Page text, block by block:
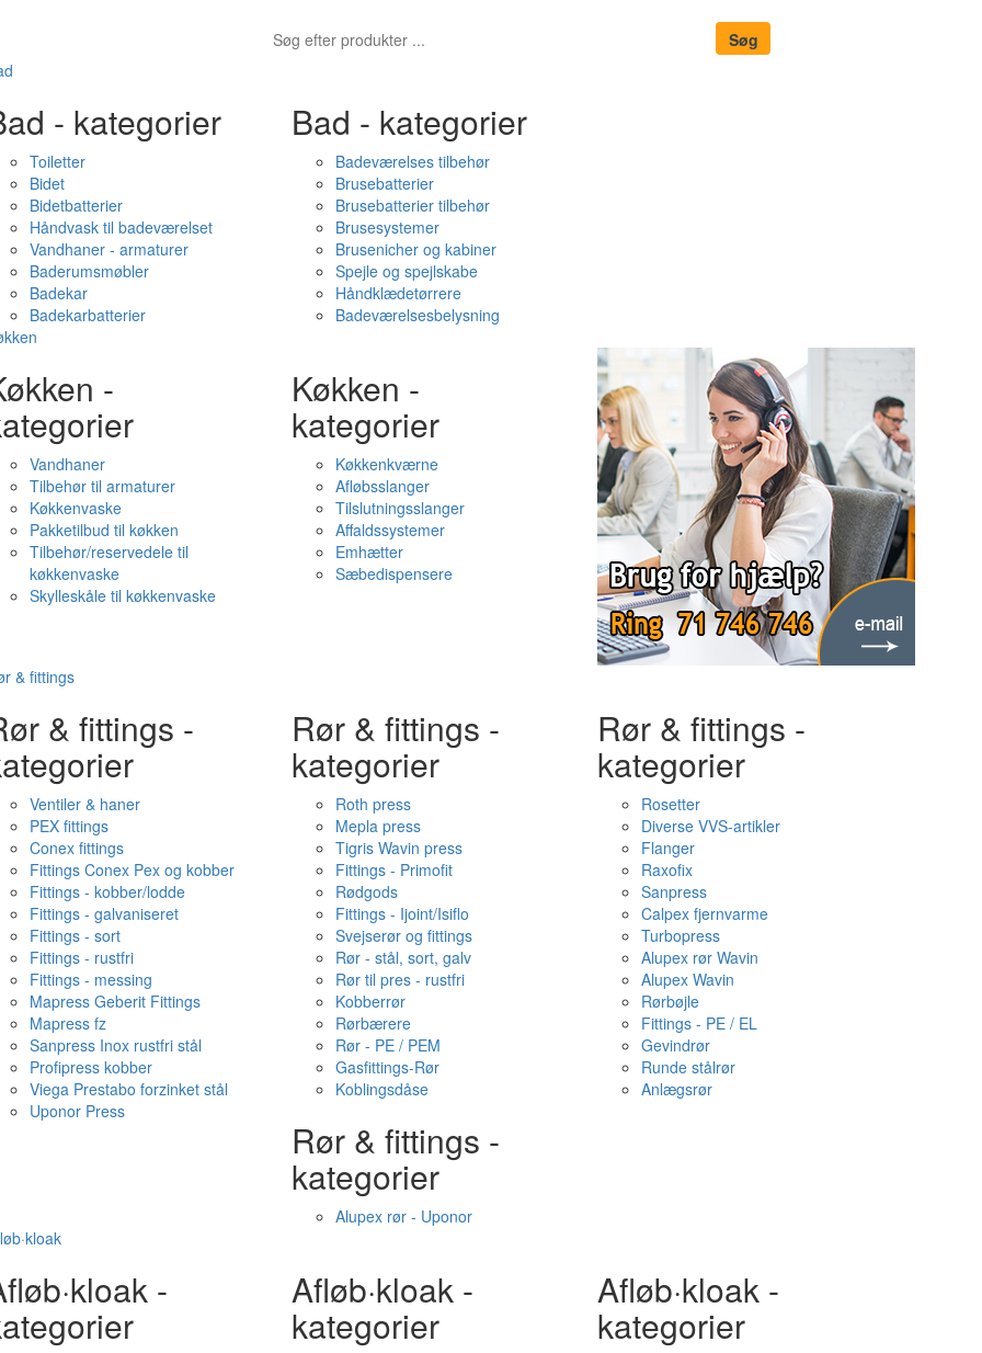
- kategorier
Toiletter
Bidet
Bidetbatterier
Håndvask til badeværelset
Vandhaner - armaturer
Baderumsmøbler
Badekar
Badekarbatterier
Bad - kategorier
Badeværelses tilbehør
Brusebatterier
Brusebatterier tilbehør
Brusesystemer
Brusenicher og kabiner
Spejle og spejlskabe
Håndklædetørrere
Badeværelsesbelysning
-
Vandhaner
Tilbehør til armaturer
Køkkenvaske
Pakketilbud til køkken
Tilbehør/reservedele til
køkkenvaske
Skylleskåle til køkkenvaske
Køkken -
kategorier
Køkkenkværne
Afløbsslanger
Tilslutningsslanger
Affaldssystemer
Emhætter
Sæbedispensere
& fittings
& fittings -
Ventiler & haner
PEX fittings
Conex fittings
Fittings Conex Pex og kobber
Fittings - kobber/lodde
Fittings - galvaniseret
Fittings - sort
Fittings - rustfri
Fittings - messing
Mapress Geberit Fittings
Mapress fz
Sanpress Inox rustfri stål
Profipress kobber
Viega Prestabo forzinket stål
Uponor Press
Rør & fittings -
kategorier
Roth press
Mepla press
Tigris Wavin press
Fittings - Primofit
Rødgods
Fittings - Ijoint/Isiflo
Svejserør og fittings
Rør - stål, sort, galv
Rør til pres - rustfri
Kobberrør
Rørbærere
Rør - PE / PEM
Gasfittings-Rør
Koblingsdåse
Rør & fittings -
kategorier
Rosetter
Diverse VVS-artikler
Flanger
Raxofix
Sanpress
Calpex fjernvarme
Turbopress
Alupex rør Wavin
Alupex Wavin
Rørbøjle
Fittings - PE / EL
Gevindrør
Runde stålrør
Anlægsrør
Rør & fittings -
kategorier
Alupex rør - Uponor
- Afløb·kloak -
kategorier
Afløb·kloak -
kategorier